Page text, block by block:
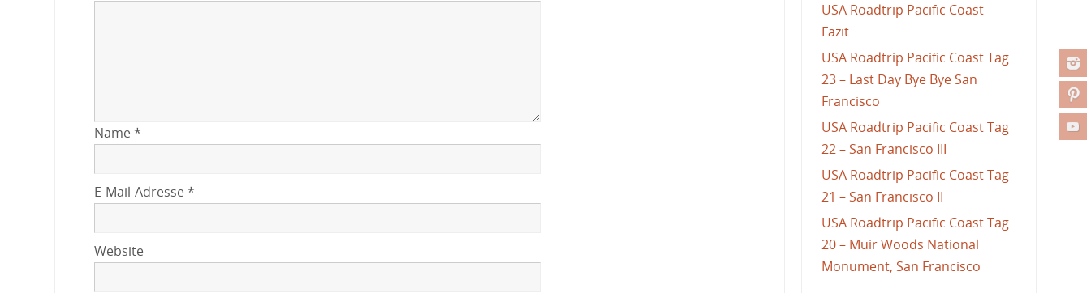
Name*
E-Mail-Adresse*
Website
USA Roadtrip Pacific Coast –
Fazit
USA Roadtrip Pacific Coast Tag
23 – Last Day Bye Bye San
Francisco
USA Roadtrip Pacific Coast Tag
22 – San Francisco III
USA Roadtrip Pacific Coast Tag
21 – San Francisco II
USA Roadtrip Pacific Coast Tag
20 – Muir Woods National
Monument, San Francisco